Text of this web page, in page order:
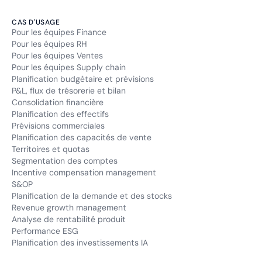
CAS D'USAGE
Pour les équipes Finance
Pour les équipes RH
Pour les équipes Ventes
Pour les équipes Supply chain
Planification budgétaire et prévisions
P&L, flux de trésorerie et bilan
Consolidation financière
Planification des effectifs
Prévisions commerciales
Planification des capacités de vente
Territoires et quotas
Segmentation des comptes
Incentive compensation management
S&OP
Planification de la demande et des stocks
Revenue growth management
Analyse de rentabilité produit
Performance ESG
Planification des investissements IA